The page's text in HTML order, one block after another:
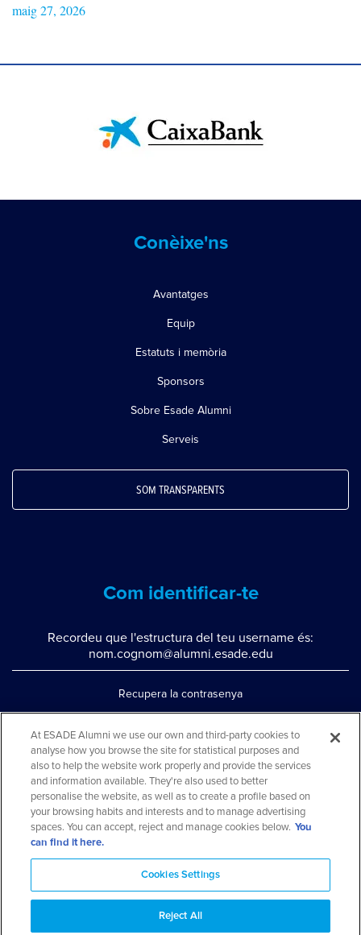
maig 27, 2026
Conèixe'ns
Avantatges
Equip
Estatuts i memòria
Sponsors
Sobre Esade Alumni
Serveis
SOM TRANSPARENTS
Com identificar-te
Recordeu que l'estructura del teu username és:
nom.cognom@alumni.esade.edu
Recupera la contrasenya
Contacta'ns per whatsapp
Teléfono: 93 553 02 17
Aviso legal y política de privacidad
At ESADE Alumni we use our own and third-party cookies to
analyse how you browse the site for statistical purposes and
also to help the website work properly and provide the services
and information available. They're also used to better
personalise the website, as well as to create a profile based on
your browsing habits and interests and to manage advertising
spaces. You can accept, reject and manage cookies below. You
can find it here.
Cookies Settings
Reject All